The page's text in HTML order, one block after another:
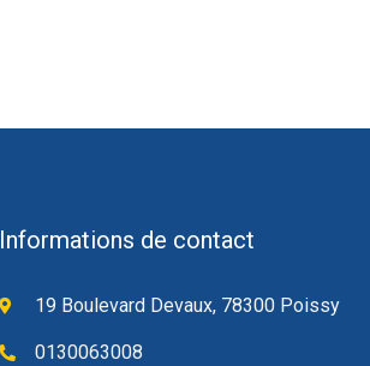
Informations de contact
19 Boulevard Devaux, 78300 Poissy
0130063008